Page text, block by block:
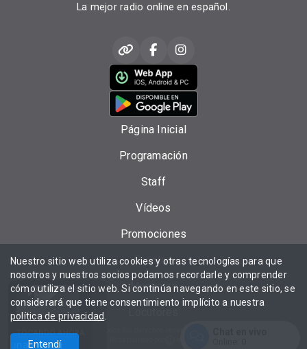
TOCANDO AHORA
- Tucu
La mejor radio online en español.
Página Inicial
Programación
Staff
Vídeos
Promociones
Eventos
Mensajes
Nuestro sitio web utiliza cookies y otras tecnologías para que
nosotros y nuestros socios podamos recordarle y comprender
cómo utiliza el sitio web. Si continúa navegando en este sitio, se
considerará que tiene consentimiento implícito a nuestra
política de privacidad
Entendí